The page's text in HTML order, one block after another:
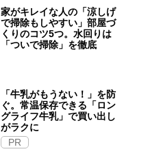
家がキレイな人の「涼しげ
で掃除もしやすい」部屋づ
くりのコツ5つ。水回りは
「ついで掃除」を徹底
「牛乳がもうない！」を防
ぐ。常温保存できる「ロン
グライフ牛乳」で買い出し
がラクに
PR